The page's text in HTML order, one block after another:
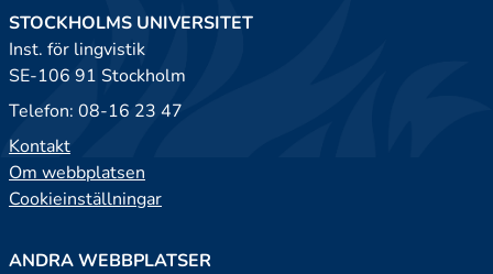
STOCKHOLMS UNIVERSITET
Inst. för lingvistik
SE-106 91 Stockholm
Telefon: 08-16 23 47
Kontakt
Om webbplatsen
Cookieinställningar
ANDRA WEBBPLATSER